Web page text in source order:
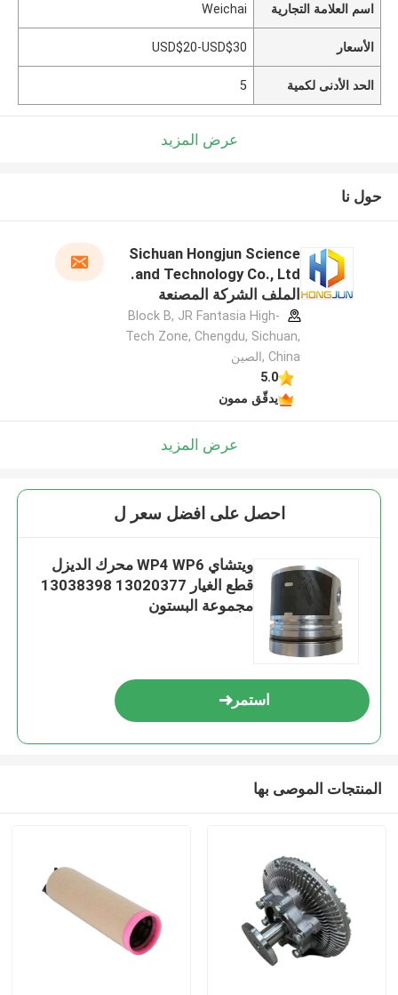
اسم العلامة التجارية Weichai
الأسعار USD$20-USD$30
الحد الأدنى لكمية 5
عرض المزيد
حول نا
Sichuan Hongjun Science
and Technology Co., Ltd.
الملف الشركة المصنعة
Block B, JR Fantasia High-
Tech Zone, Chengdu, Sichuan,
China ,الصين
5.0
يدقّق ممون
عرض المزيد
احصل على افضل سعر ل
ويتشاي WP4 WP6 محرك الديزل
قطع الغيار 13020377 13038398
مجموعة البستون
استمر
المنتجات الموصى بها